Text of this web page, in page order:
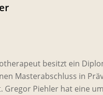
besitzt ein
Masterabschluss in
Gregor Piehler hat eine